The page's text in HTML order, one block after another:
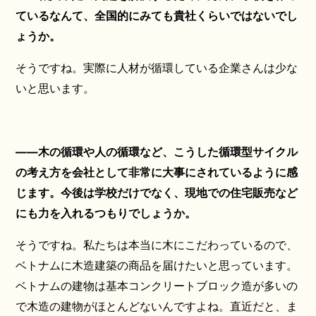
ているなんて、全国的にみても貴社くらいではないでし
ょうか。
そうですね。実際に人材が循環している企業さんは少な
いと思います。
――木の循環や人の循環など、こうした循環型サイクル
の考え方を会社として非常に大事にされているように感
じます。今後は学校だけでなく、現地での住宅販売など
にも力を入れるつもりでしょうか。
そうですね。私たちは本当に木にこだわっているので、
ベトナムに木造建築の商品を届けたいと思っています。
ベトナムの建物は基本コンクリートブロック造が多いの
で木造の建物がほとんどないんですよね。直近だと、ま